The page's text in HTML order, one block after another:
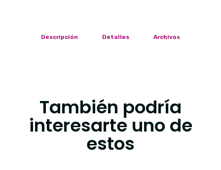
Descripción Detalles Archivos
También podría
interesarte uno de
estos